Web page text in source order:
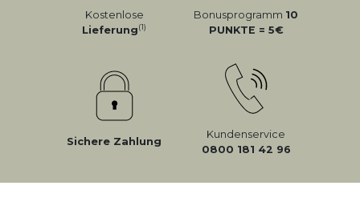
Kostenlose
Lieferung(1)
Bonusprogramm 10
PUNKTE = 5
Sichere Zahlung
Kundenservice
0800 181 42 96